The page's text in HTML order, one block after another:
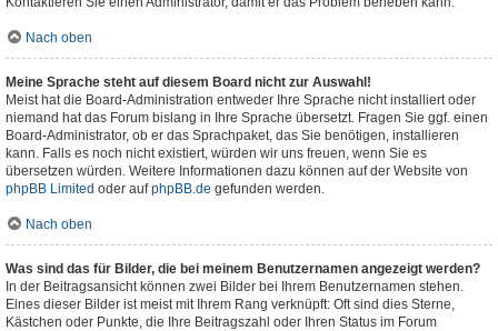
Nach oben
Meine Sprache steht auf diesem Board nicht zur Auswahl!
Meist hat die Board-Administration entweder Ihre Sprache nicht installiert oder
niemand hat das Forum bislang in Ihre Sprache übersetzt. Fragen Sie ggf. einen
Board-Administrator, ob er das Sprachpaket, das Sie benötigen, installieren
kann. Falls es noch nicht existiert, würden wir uns freuen, wenn Sie es
übersetzen würden. Weitere Informationen dazu können auf der Website von
phpBB Limited oder aufphpBB.de gefunden werden.
Nach oben
Was sind das für Bilder, die bei meinem Benutzernamen angezeigt werden?
In der Beitragsansicht können zwei Bilder bei Ihrem Benutzernamen stehen.
Eines dieser Bilder ist meist mit Ihrem Rang verknüpft: Oft sind dies Sterne,
Kästchen oder Punkte, die Ihre Beitragszahl oder Ihren Status im Forum